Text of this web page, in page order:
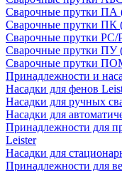
Сварочные прутки ПА
Сварочные прутки ПК
Сварочные прутки PC/
Сварочные прутки ПУ
Сварочные прутки
Принадлежности и
Насадки для фенов
Насадки для ручных
Насадки для
Принадлежности для
Leister
Насадки для
Принадлежности для